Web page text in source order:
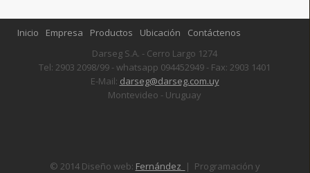
Inicio Empresa Productos Ubicación
Contáctenos
Darseg S.A. - Cerro Largo 1274
Tel: 2903 2098/99 - whatsapp 094452949 - Fax: 2903 1401
E-Mail: darseg@darseg.com.uy
Montevideo - Uruguay
© 2014 Diseño web: Fernández | Programación y